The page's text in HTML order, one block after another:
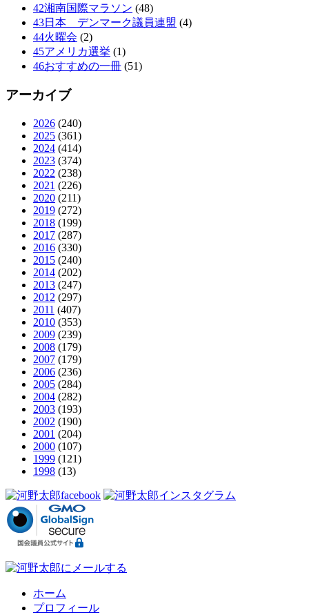
42湘南国際マラソン (48)
43日本 デンマーク議員連盟 (4)
44火曜会 (2)
45アメリカ選挙 (1)
46おすすめの一冊 (51)
アーカイブ
2026 (240)
2025 (361)
2024 (414)
2023 (374)
2022 (238)
2021 (226)
2020 (211)
2019 (272)
2018 (199)
2017 (287)
2016 (330)
2015 (240)
2014 (202)
2013 (247)
2012 (297)
2011 (407)
2010 (353)
2009 (239)
2008 (179)
2007 (179)
2006 (236)
2005 (284)
2004 (282)
2003 (193)
2002 (190)
2001 (204)
2000 (107)
1999 (121)
1998 (13)
ホーム
プロフィール